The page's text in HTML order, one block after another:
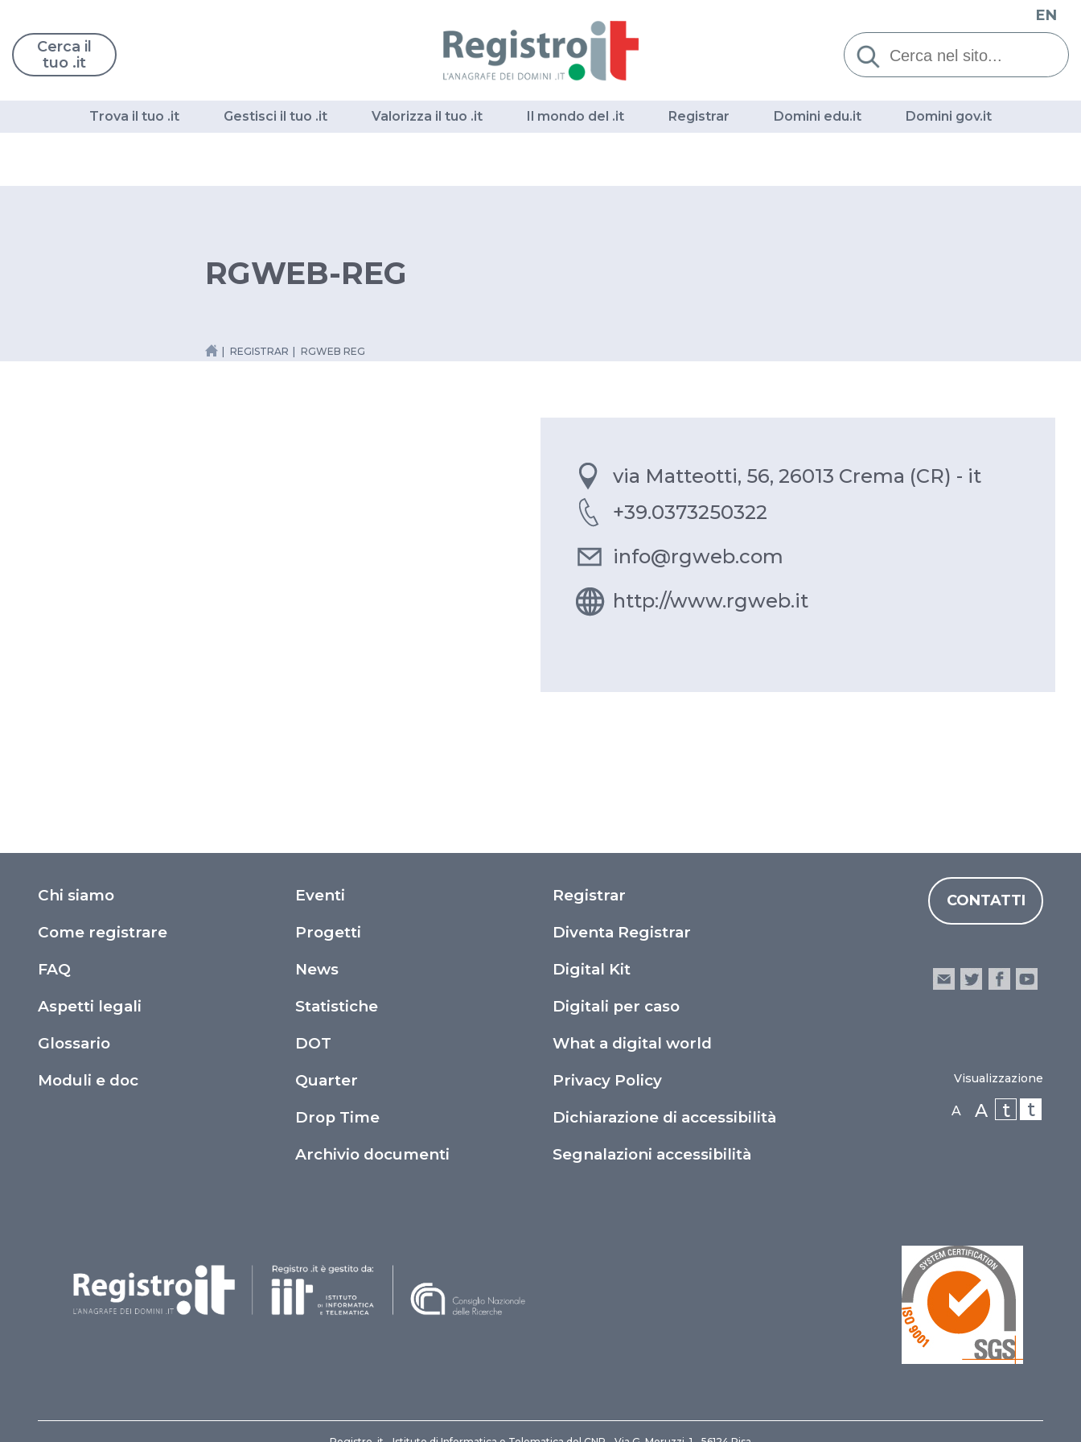
Cerca il
tuo .it
Cerca:
EN
Trova il tuo .it Gestisci il tuo .it Valorizza il tuo .it Il mondo del .it Registrar Domini edu.it Domini gov.it
RGWEB-REG
REGISTRAR RGWEB REG
via Matteotti, 56, 26013 Crema (CR) - it
+39.0373250322
info@rgweb.com
http://www.rgweb.it
Chi siamo
Come registrare
FAQ
Aspetti legali
Glossario
Moduli e doc
Eventi
Progetti
News
Statistiche
DOT
Quarter
Drop Time
Archivio documenti
Registrar
Diventa Registrar
Digital Kit
Digitali per caso
What a digital world
Privacy Policy
Dichiarazione di accessibilità
Segnalazioni accessibilità
CONTATTI
Visualizzazione
A A t t